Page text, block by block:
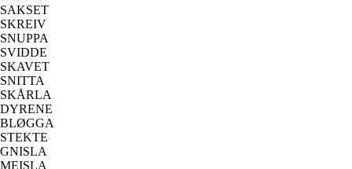
SAKSET
SKREIV
SNUPPA
SVIDDE
SKAVET
SNITTA
SKÅRLA
DYRENE
BLØGGA
STEKTE
GNISLA
MEISLA